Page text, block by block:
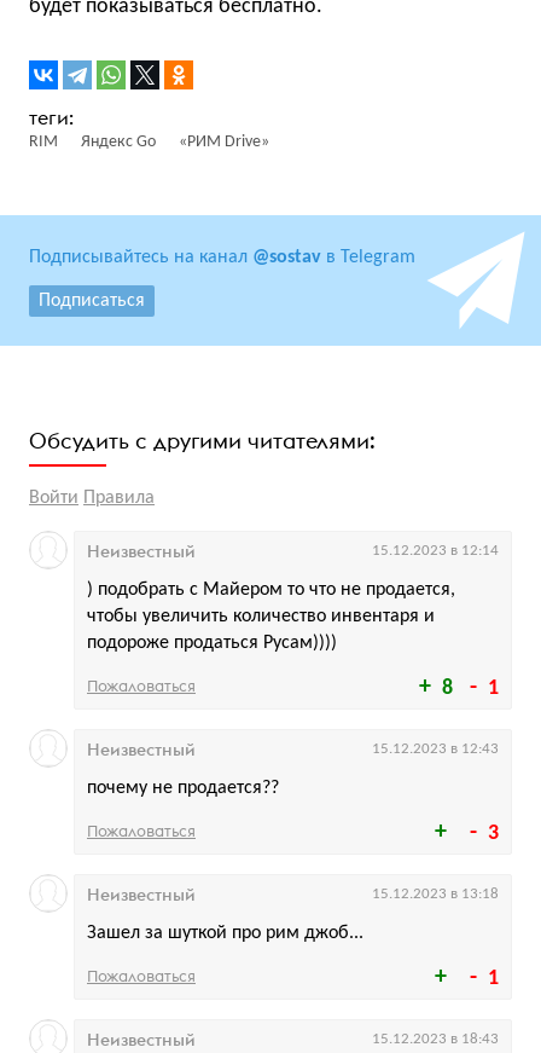
будет показываться бесплатно.
RIM Яндекс Go «РИМ Drive»
Подписывайтесь на канал @sostav в Telegram
Подписаться
Обсудить с другими читателями:
Войти Правила
8 1
) подобрать с Майером то что не продается,
чтобы увеличить количество инвентаря и
подороже продаться Русам))))
Неизвестный 15.12.2023 в 12:14
Пожаловаться
3
почему не продается??
Неизвестный 15.12.2023 в 12:43
Пожаловаться
1
Зашел за шуткой про рим джоб...
Неизвестный 15.12.2023 в 13:18
Пожаловаться
Неизвестный 15.12.2023 в 18:43